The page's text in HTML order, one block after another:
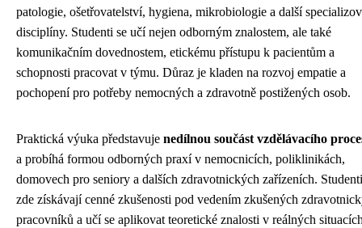
patologie, ošetřovatelství, hygiena, mikrobiologie a další
disciplíny. Studenti se učí nejen odborným znalostem, ale také
komunikačním dovednostem, etickému přístupu k pacientům a
schopnosti pracovat v týmu. Důraz je kladen na rozvoj empatie a
pochopení pro potřeby nemocných a zdravotně postižených osob.
Praktická výuka představuje nedílnou součást vzdělávacího
a probíhá formou odborných praxí v nemocnicích, poliklinikách,
domovech pro seniory a dalších zdravotnických zařízeních. Studenti
zde získávají cenné zkušenosti pod vedením zkušených
pracovníků a učí se aplikovat teoretické znalosti v reálných